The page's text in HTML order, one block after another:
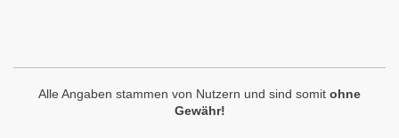
Alle Angaben stammen von Nutzern und sind somit ohne
Gewähr!